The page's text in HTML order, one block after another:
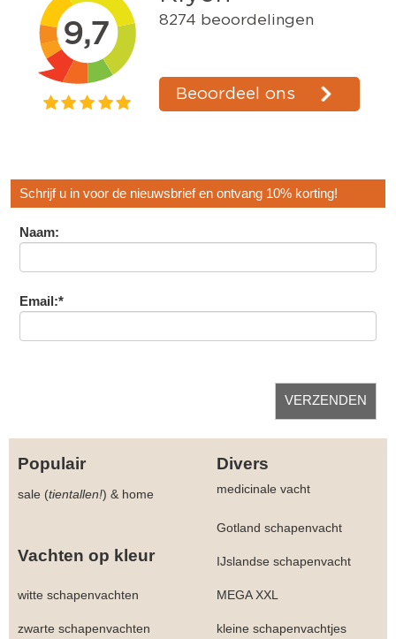
Schrijf u in voor de nieuwsbrief en ontvang 10% korting!
Naam:
Email:*
Populair Divers
sale (tientallen!) & home medicinale vacht
Gotland schapenvacht
Vachten op kleur IJslandse schapenvacht
witte schapenvachten MEGA XXL
zwarte schapenvachten kleine schapenvachtjes